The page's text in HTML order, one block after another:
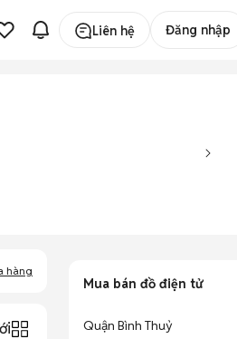
Liên hệ Đăng nhập
hàng
Mua bán đồ điện tử
Quận Bình Thuỷ